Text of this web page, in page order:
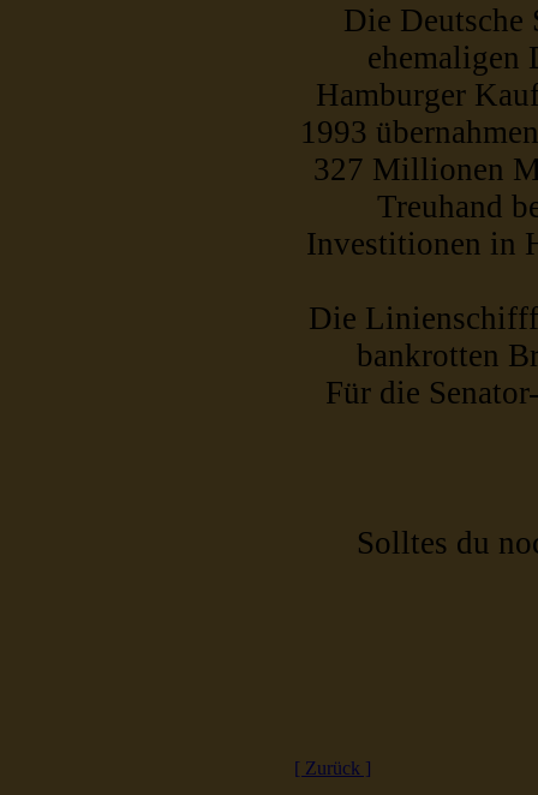
Die Deutsche
ehemaligen
Hamburger
1993
327 Millionen
Treuhand
Investitionen in
Die
bankrotten
Für die
Solltes du
[ Zurück ]